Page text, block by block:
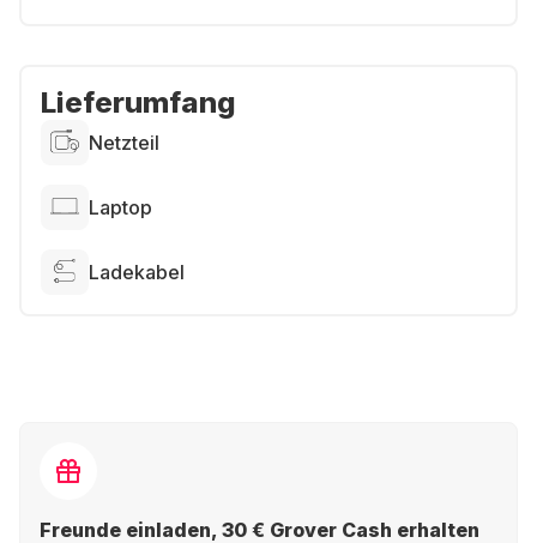
Lieferumfang
Netzteil
Laptop
Ladekabel
Freunde einladen, 30 € Grover Cash erhalten